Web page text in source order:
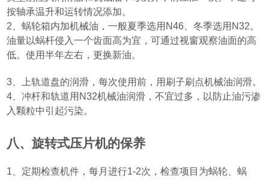
按轴承温升和运转情况添加。
2 、蜗轮箱内加机械油，一般夏季选用 N46 、冬季选用 N32。
油量以蜗杆侵入一个齿面高为宜，可通过视窗观察油面的高
低。使用半年左右，更换新油。
3 、上轨道盘的润滑，每次使用前，用刷子刷点机械油润滑。
4 、冲杆和轨道用 N32机械油润滑，不宜过多，以防止油污渗
入颗粒中引起污染。
八、旋转式压片机的保养
1 、定期检查机件，每月进行1-2次，检查项目为蜗轮、蜗